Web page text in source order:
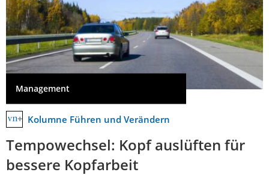
Management
Kolumne Führen und Verändern
Tempowechsel: Kopf auslüften für
bessere Kopfarbeit